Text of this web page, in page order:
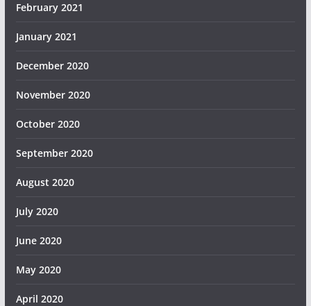
February 2021
January 2021
December 2020
November 2020
October 2020
September 2020
August 2020
July 2020
June 2020
May 2020
April 2020